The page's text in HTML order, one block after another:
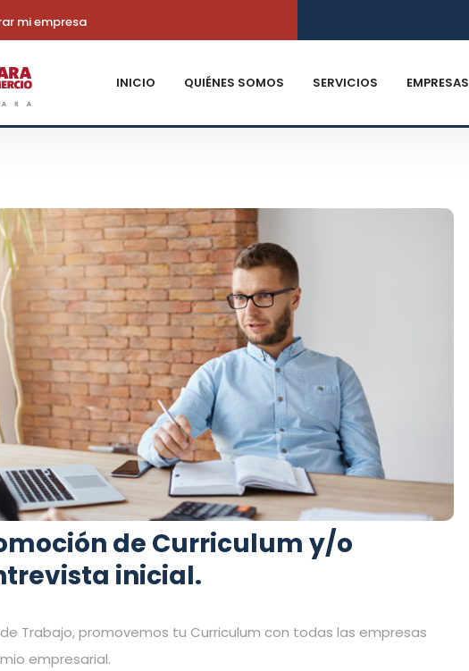
mi empresa
INICIO QUIÉNES SOMOS SERVICIOS EMPRESAS
de Curriculum y/o
inicial.
Trabajo, promovemos tu Curriculum con todas las empresas
empresarial.